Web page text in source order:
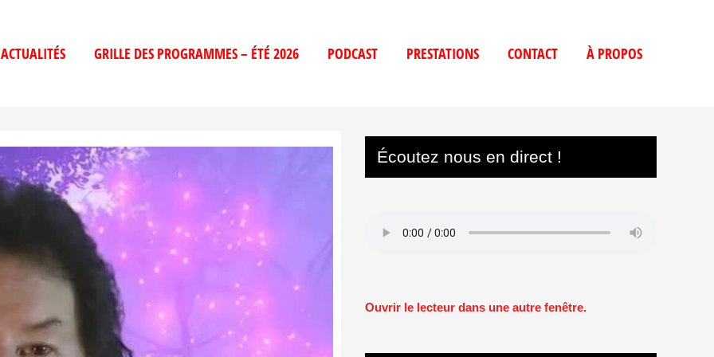
ACTUALITÉS GRILLE DES PROGRAMMES – ÉTÉ 2026 PODCAST PRESTATIONS CONTACT À PROPOS
Écoutez nous en direct !
Ouvrir le lecteur dans une autre fenêtre.